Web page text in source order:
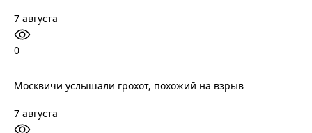
7 августа
0
Москвичи услышали грохот, похожий на взрыв
7 августа